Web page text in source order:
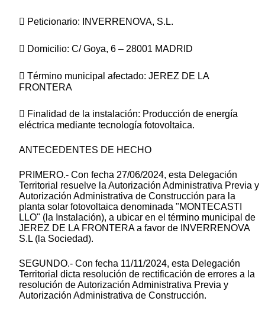
 Peticionario: INVERRENOVA, S.L.
 Domicilio: C/ Goya, 6 – 28001 MADRID
 Término municipal afectado: JEREZ DE LA
FRONTERA
 Finalidad de la instalación: Producción de energía
eléctrica mediante tecnología fotovoltaica.
ANTECEDENTES DE HECHO
PRIMERO.- Con fecha 27/06/2024, esta Delegación
Territorial resuelve la Autorización Administrativa Previa y
Autorización Administrativa de Construcción para la
planta solar fotovoltaica denominada "MONTECASTI
LLO" (la Instalación), a ubicar en el término municipal de
JEREZ DE LA FRONTERA a favor de INVERRENOVA
S.L (la Sociedad).
SEGUNDO.- Con fecha 11/11/2024, esta Delegación
Territorial dicta resolución de rectificación de errores a la
resolución de Autorización Administrativa Previa y
Autorización Administrativa de Construcción.